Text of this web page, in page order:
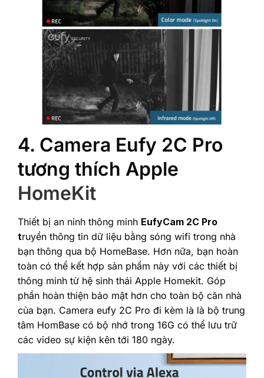
4. Camera Eufy 2C Pro
tương thích Apple
HomeKit
Thiết bị an ninh thông minh EufyCam 2C Pro
truyền thông tin dữ liệu bằng sóng wifi trong nhà
bạn thông qua bộ HomeBase. Hơn nữa, bạn hoàn
toàn có thể kết hợp sản phẩm này với các thiết bị
thông minh từ hệ sinh thái Apple Homekit. Góp
phần hoàn thiện bảo mật hơn cho toàn bộ căn nhà
của bạn. Camera eufy 2C Pro đi kèm là là bộ trung
tâm HomBase có bộ nhớ trong 16G có thể lưu trữ
các video sự kiện kên tới 180 ngày.